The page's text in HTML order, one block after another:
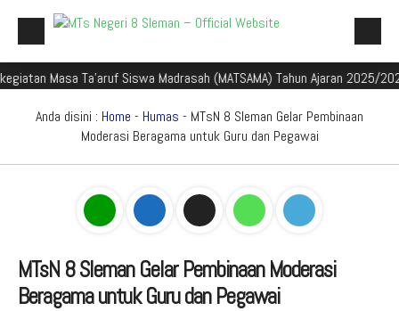
Beranda
Profil Madrasah
Aplikasi Madrasah
PMBM
Perpustakaan Madyadesta
Ta'aruf Siswa Madrasah (MATSAMA) Tahun Ajaran 2025/2026
Anda disini : Home - Humas - MTsN 8 Sleman Gelar Pembinaan
Moderasi Beragama untuk Guru dan Pegawai
MTsN 8 Sleman Gelar Pembinaan Moderasi
Beragama untuk Guru dan Pegawai